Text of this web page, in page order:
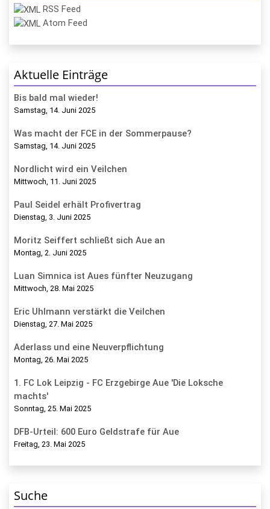
RSS Feed
Atom Feed
Aktuelle Einträge
Bis bald mal wieder!
Samstag, 14. Juni 2025
Was macht der FCE in der Sommerpause?
Samstag, 14. Juni 2025
Nordlicht wird ein Veilchen
Mittwoch, 11. Juni 2025
Paul Seidel erhält Profivertrag
Dienstag, 3. Juni 2025
Moritz Seiffert schließt sich Aue an
Montag, 2. Juni 2025
Luan Simnica ist Aues fünfter Neuzugang
Mittwoch, 28. Mai 2025
Eric Uhlmann verstärkt die Veilchen
Dienstag, 27. Mai 2025
Aderlass und eine Neuverpflichtung
Montag, 26. Mai 2025
1. FC Lok Leipzig - FC Erzgebirge Aue 'Die Loksche
machts'
Sonntag, 25. Mai 2025
DFB-Urteil: 600 Euro Geldstrafe für Aue
Freitag, 23. Mai 2025
Suche